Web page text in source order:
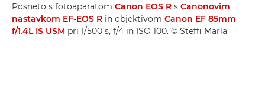
Posneto s fotoaparatom Canon EOS R s Canonovim
nastavkom EF-EOS R in objektivom Canon EF 85mm
f/1.4L IS USM pri 1/500 s, f/4 in ISO 100. © Steffi Marla